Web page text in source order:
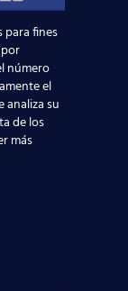
de
de TCP (y
para fines
número
el
analiza su
de los
más